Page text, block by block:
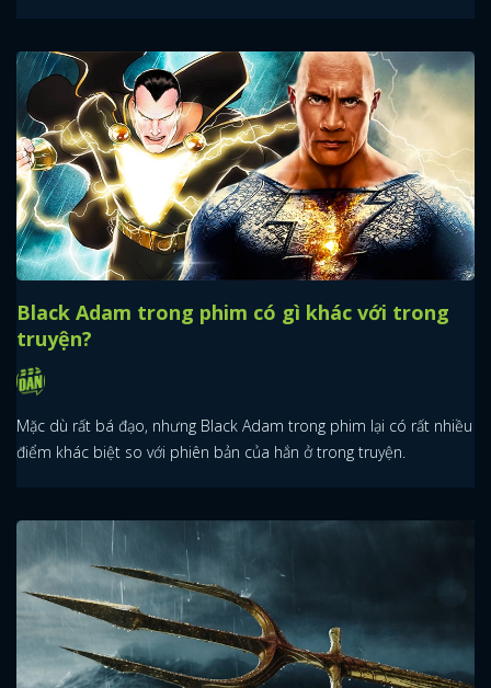
Black Adam trong phim có gì khác với trong
truyện?
Mặc dù rất bá đạo, nhưng Black Adam trong phim lại có rất nhiều
điểm khác biệt so với phiên bản của hắn ở trong truyện.